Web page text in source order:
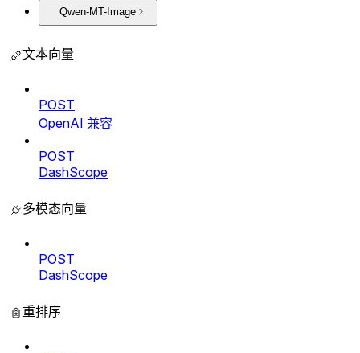
Qwen-MT-Image
文本向量
POST
OpenAI 兼容
POST
DashScope
多模态向量
POST
DashScope
重排序